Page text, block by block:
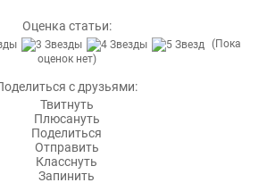
Оценка статьи:
(Пока
оценок нет)
с друзьями:
Твитнуть
Плюсануть
Поделиться
Отправить
Класснуть
Запинить